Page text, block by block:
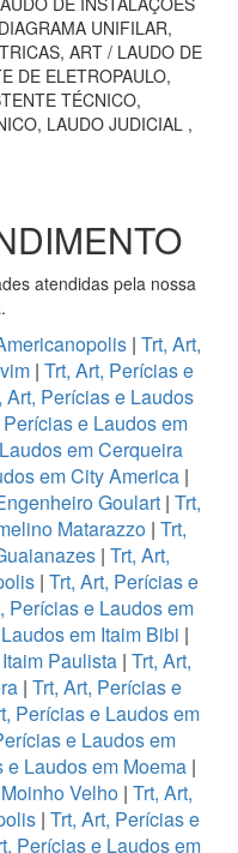
UNIFILAR,
ART / LAUDO DE
DE ELETROPAULO,
TÉCNICO,
LAUDO JUDICIAL ,
atendidas pela nossa
| Trt, Art,
| Trt, Art, Perícias e
Art, Perícias e Laudos
Perícias e Laudos em
em Cerqueira
em City America |
Goulart | Trt,
Matarazzo | Trt,
| Trt, Art,
| Trt, Art, Perícias e
Perícias e Laudos em
em Itaim Bibi |
Paulista | Trt, Art,
| Trt, Art, Perícias e
Perícias e Laudos em
e Laudos em
e Laudos em Moema|
Velho | Trt, Art,
| Trt, Art, Perícias e
Perícias e Laudos em